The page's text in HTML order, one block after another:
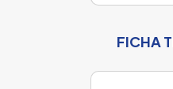
FICHA